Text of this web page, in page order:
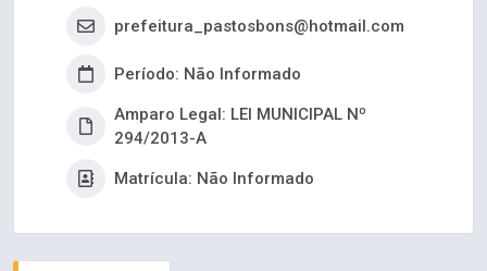
prefeitura_pastosbons@hotmail.com
Período: Não Informado
Amparo Legal: LEI MUNICIPAL Nº
294/2013-A
Matrícula: Não Informado